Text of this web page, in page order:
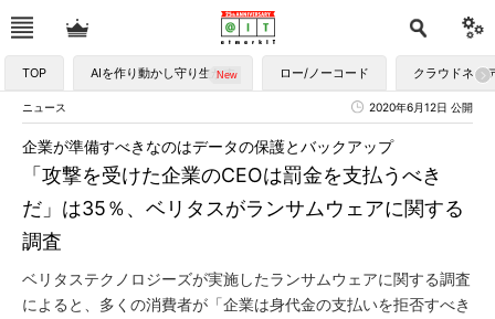
TOP AIを作り動かし守り生かす ロー/ノーコード クラウドネイ
ニュース 2020年6月12日 公開
「攻撃を受けた企業のCEOは罰金を支払うべき
だ」は35％、ベリタスがランサムウェアに関する
調査
企業が準備すべきなのはデータの保護とバックアップ
ベリタステクノロジーズが実施したランサムウェアに関する調査
によると、多くの消費者が「企業は身代金の支払いを拒否すべき